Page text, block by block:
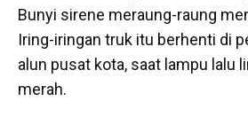
Bunyi sirene meraung-raung
Iring-iringan truk itu berhenti di
alun pusat kota, saat lampu lalu
merah.